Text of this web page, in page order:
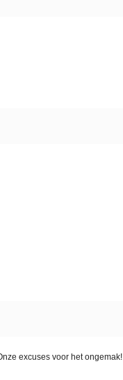
excuses voor het ongemak!